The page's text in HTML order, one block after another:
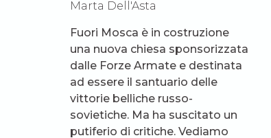
Marta Dell'Asta
Fuori Mosca è in costruzione
una nuova chiesa sponsorizzata
dalle Forze Armate e destinata
ad essere il santuario delle
vittorie belliche russo-
sovietiche. Ma ha suscitato un
putiferio di critiche. Vediamo